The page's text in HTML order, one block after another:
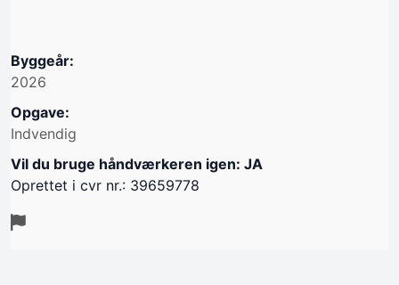
Byggeår:
2026
Opgave:
Indvendig
Vil du bruge håndværkeren igen: JA
Oprettet i cvr nr.: 39659778